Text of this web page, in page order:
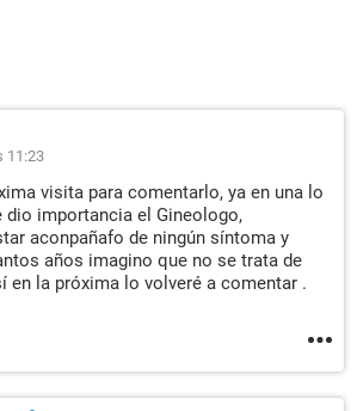
11:23
visita para comentarlo, ya en una lo
dio importancia el Gineologo,
aconpañafo de ningún síntoma y
años imagino que no se trata de
en la próxima lo volveré a comentar .